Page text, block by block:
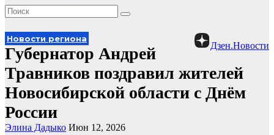
Дзен.Новости
Новости региона
Губернатор Андрей
Травников поздравил жителей
Новосибирской области с Днём
России
Элина Дадыко Июн 12, 2026